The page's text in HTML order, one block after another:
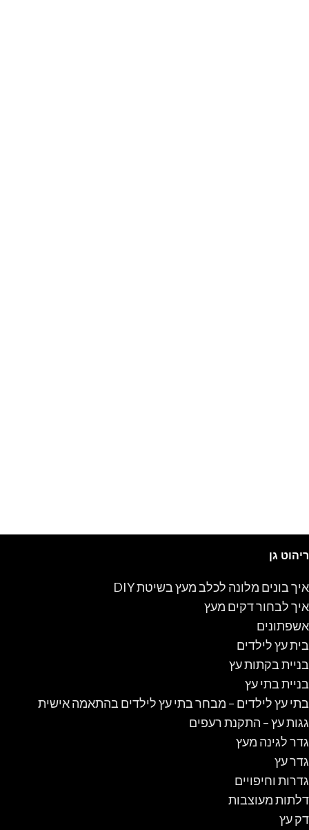
ריהוט גן
איך בונים מלונה לכלב מעץ בשיטת DIY
איך לבחור דקים מעץ
אשפתונים
בית עץ לילדים
בניית בקתות עץ
בניית בתי עץ
בתי עץ לילדים – מבחר בתי עץ לילדים בהתאמה אישית
גגות עץ – התקנת רעפים
גדר לגינה מעץ
גדר עץ
גדרות וחיפויים
דלתות מעוצבות
דק עץ